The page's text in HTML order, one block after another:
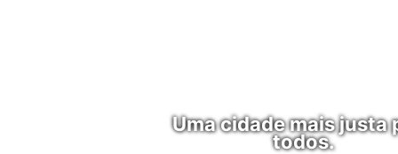
Uma cidade mais justa
todos.